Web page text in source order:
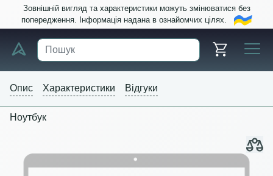
Зовнішній вигляд та характеристики можуть змінюватися без
попередження. Інформація надана в ознайомчих цілях.
Опис Характеристики Відгуки
Ноутбук